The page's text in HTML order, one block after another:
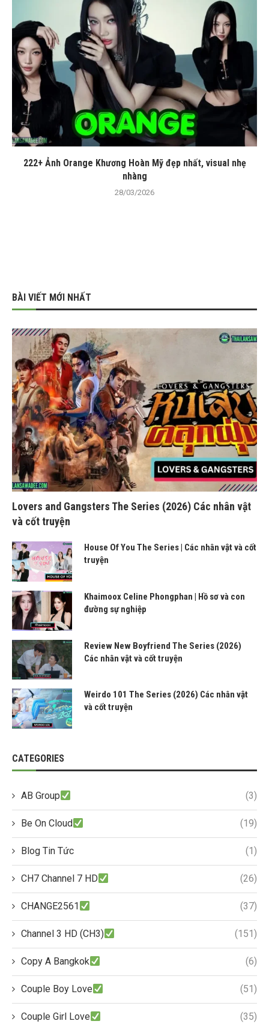
222+ Ảnh Orange Khương Hoàn Mỹ đẹp nhất, visual nhẹ
nhàng
28/03/2026
BÀI VIẾT MỚI NHẤT
Lovers and Gangsters The Series (2026) Các nhân vật
và cốt truyện
House Of You The Series | Các nhân vật và cốt
truyện
Khaimoox Celine Phongphan | Hồ sơ và con
đường sự nghiệp
Review New Boyfriend The Series (2026)
Các nhân vật và cốt truyện
Weirdo 101 The Series (2026) Các nhân vật
và cốt truyện
CATEGORIES
AB Group (3)
Be On Cloud (19)
Blog Tin Tức (1)
CH7 Channel 7 HD (26)
CHANGE2561 (37)
Channel 3 HD (CH3) (151)
Copy A Bangkok (6)
Couple Boy Love (51)
Couple Girl Love (35)